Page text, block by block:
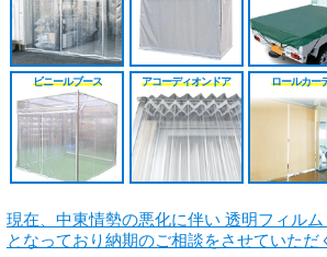
ビニールブース アコーディオンドア ロールカー
現在、中東情勢の悪化に伴い 透明フィル
となっており納期のご相談をさせていただ
カバー
シート
原反カット販売
戻る
無料見積り
施工工事見積り
パートナー募集
戻る